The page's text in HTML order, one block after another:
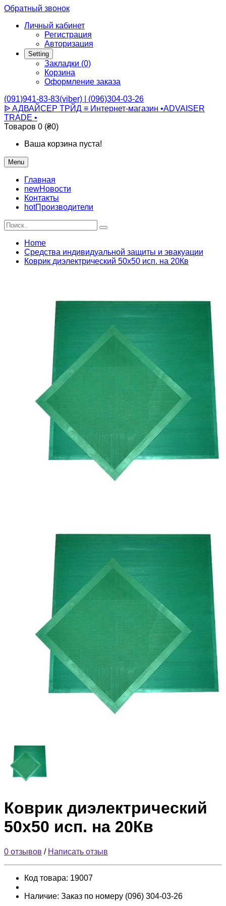
Обратный звонок
Личный кабинет
Регистрация
Авторизация
Setting
Закладки (0)
Корзина
Оформление заказа
(091)941-83-83(viber) | (096)304-03-26
ᐉ АДВАЙСЕР ТРЙД ≡ Интернет-магазин •ADVAISER
TRADE •
Товаров 0 (₴0)
Ваша корзина пуста!
Menu
Главная
newНовости
Контакты
hotПроизводители
Home
Средства индивидуальной защиты и эвакуации
Коврик диэлектрический 50х50 исп. на 20Кв
Коврик диэлектрический
50х50 исп. на 20Кв
0 отзывов / Написать отзыв
Код товара: 19007
Наличие: Заказ по номеру (096) 304-03-26